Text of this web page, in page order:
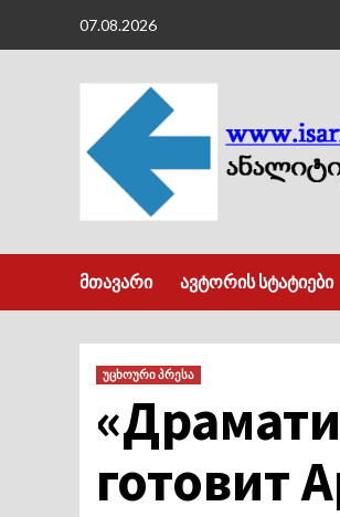
07.08.2026
მთავარი ავტორის სტატიები
უცხოური პრესა
готовит